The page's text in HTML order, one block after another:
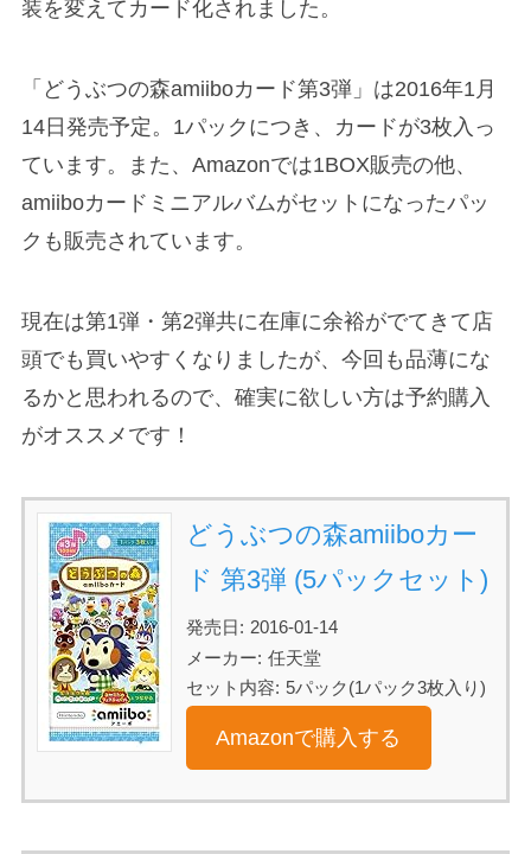
装を変えてカード化されました。
「どうぶつの森amiiboカード第3弾」は2016年1月
14日発売予定。1パックにつき、カードが3枚入っ
ています。また、Amazonでは1BOX販売の他、
amiiboカードミニアルバムがセットになったパッ
クも販売されています。
現在は第1弾・第2弾共に在庫に余裕がでてきて店
頭でも買いやすくなりましたが、今回も品薄にな
るかと思われるので、確実に欲しい方は予約購入
がオススメです！
どうぶつの森amiiboカー
ド 第3弾 (5パックセット)
発売日: 2016-01-14
メーカー: 任天堂
セット内容: 5パック(1パック3枚入り)
Amazonで購入する